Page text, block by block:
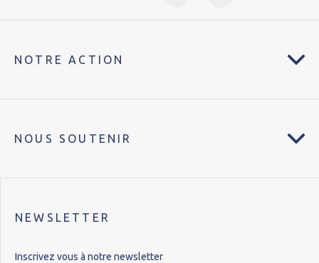
NOTRE ACTION
NOUS SOUTENIR
NEWSLETTER
Inscrivez vous à notre newsletter